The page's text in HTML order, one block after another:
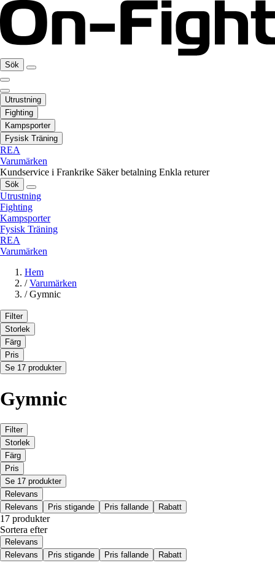
Sök
Utrustning
Fighting
Kampsporter
Fysisk Träning
REA
Varumärken
Kundservice i Frankrike Säker betalning Enkla returer
Sök
Utrustning
Fighting
Kampsporter
Fysisk Träning
REA
Varumärken
Hem
/ Varumärken
/ Gymnic
Filter
Storlek
Färg
Pris
Se 17 produkter
Gymnic
Filter
Storlek
Färg
Pris
Se 17 produkter
Relevans
Relevans
Pris stigande Pris fallande Rabatt
17 produkter
Sortera efter
Relevans
Relevans
Pris stigande Pris fallande Rabatt